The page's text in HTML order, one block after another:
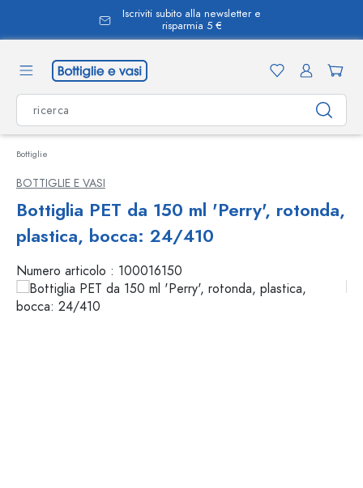
Iscriviti subito alla newsletter e
risparmia 5 €
Bottiglie
BOTTIGLIE E VASI
Bottiglia PET da 150 ml 'Perry', rotonda,
plastica, bocca: 24/410
Numero articolo : 100016150